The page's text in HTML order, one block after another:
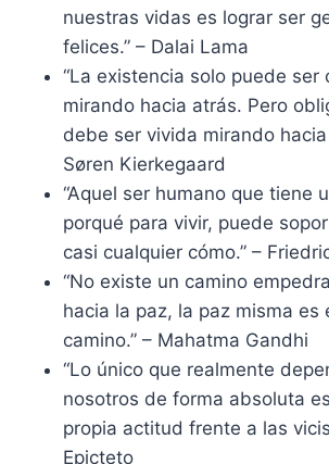
nuestras vidas es lograr ser
felices.” – Dalai Lama
“La existencia solo puede ser
mirando hacia atrás. Pero
debe ser vivida mirando hacia
Søren Kierkegaard
“Aquel ser humano que tiene
porqué para vivir, puede
casi cualquier cómo.” –
“No existe un camino
hacia la paz, la paz misma es
camino.” – Mahatma Gandhi
“Lo único que realmente
nosotros de forma absoluta
propia actitud frente a las
Epicteto